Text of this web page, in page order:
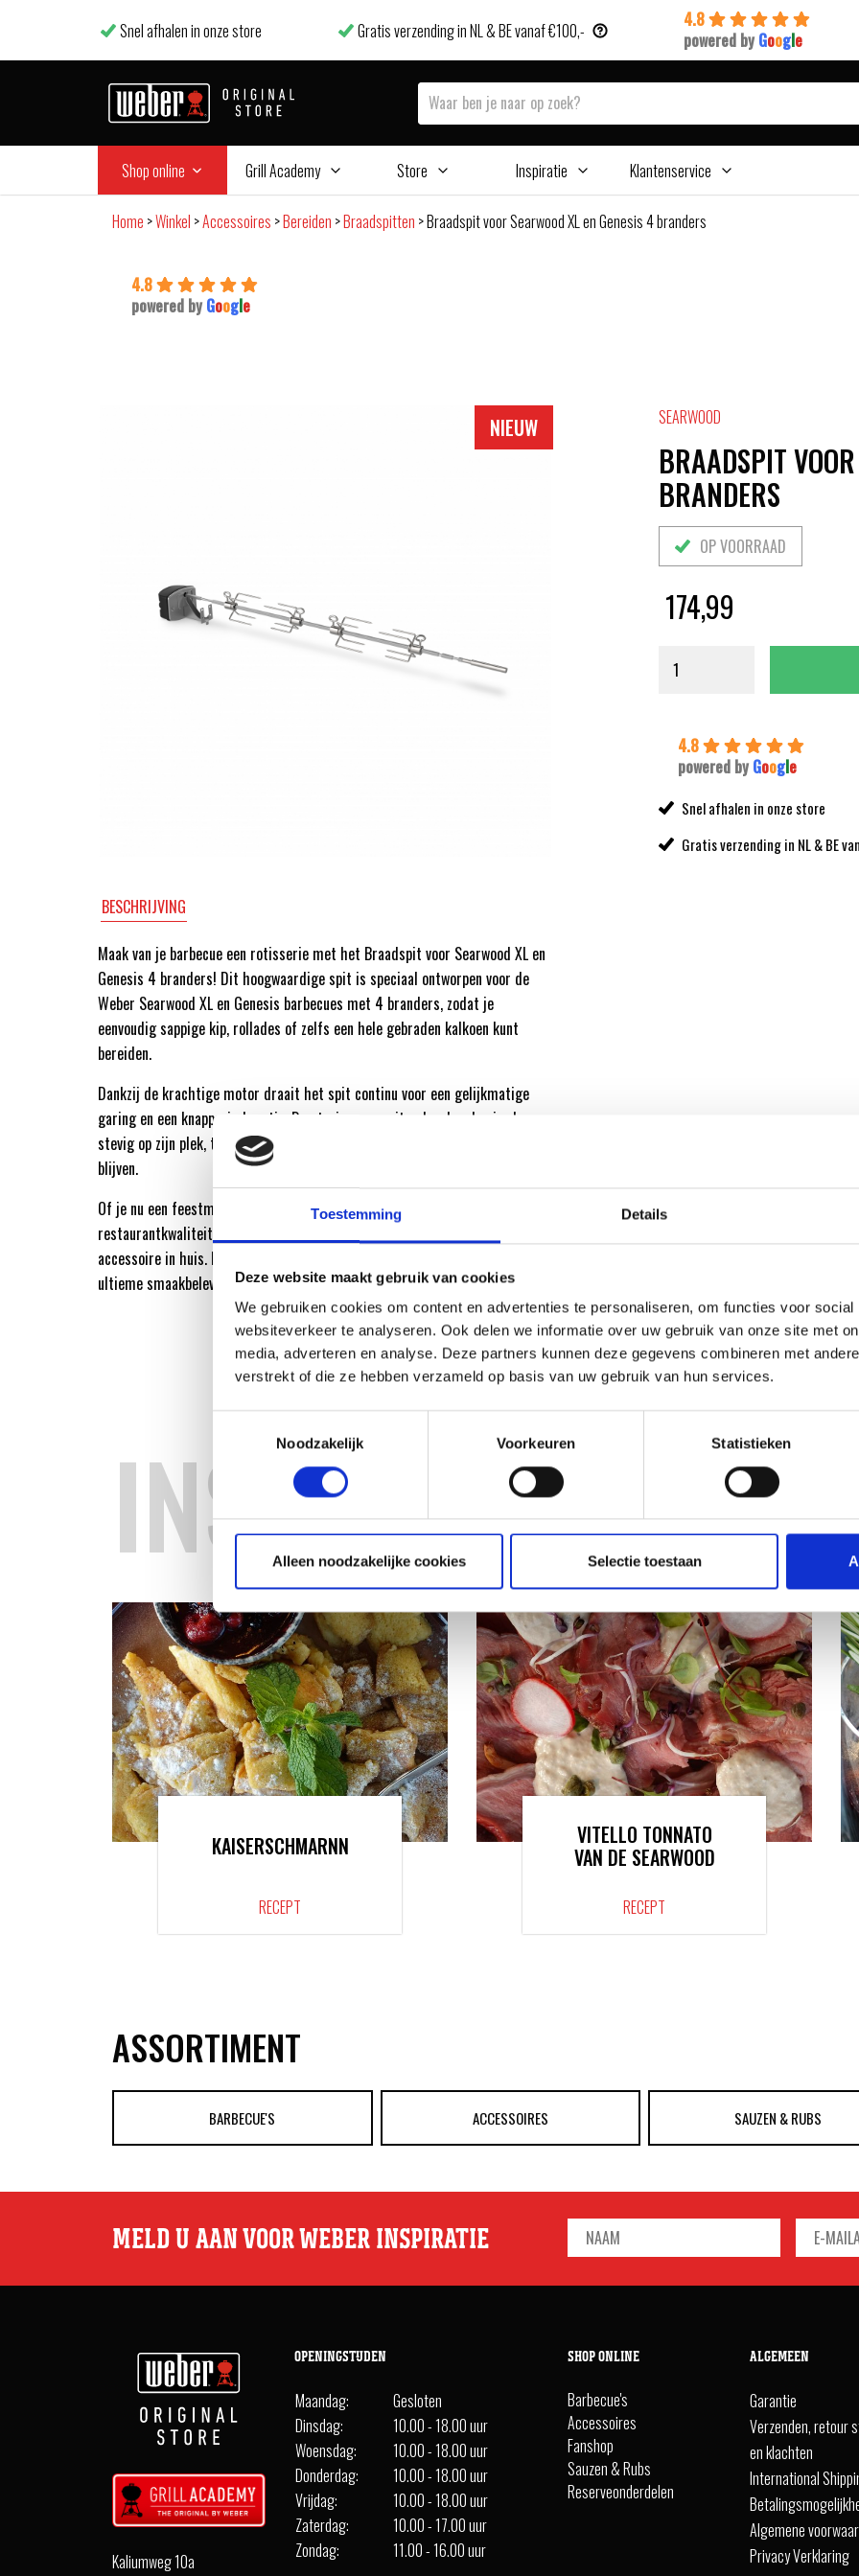
Toestemming Details
Deze website maakt gebruik van cookies
We gebruiken cookies om content en advertenties te personaliseren, om functies voor
websiteverkeer te analyseren. Ook delen we informatie over uw gebruik van onze site met
media, adverteren en analyse. Deze partners kunnen deze gegevens combineren met
verstrekt of die ze hebben verzameld op basis van uw gebruik van hun services.
Noodzakelijk
Voorkeuren Statistieken
Alleen noodzakelijke cookies Selectie toestaan
Snel afhalen in onze store Gratis verzending in NL & BE vanaf €100,-
4.8
powered by Google
Shop online Grill Academy Store Inspiratie Klantenservice
Home >Winkel >Accessoires >Bereiden >Braadspitten >Braadspit voor Searwood XL en Genesis 4 branders
4.8
powered by Google
NIEUW
BESCHRIJVING
Maak van je barbecue een rotisserie met het Braadspit voor Searwood XL en
Genesis 4 branders! Dit hoogwaardige spit is speciaal ontworpen voor de
Weber Searwood XL en Genesis barbecues met 4 branders, zodat je
eenvoudig sappige kip, rollades of zelfs een hele gebraden kalkoen kunt
bereiden.
Dankzij de krachtige motor draait het spit continu voor een gelijkmatige
garing en een knapperig korstje. De stevige rvs-spitvorken houden je vlees
stevig op zijn plek, terwijl de rotatie ervoor zorgt dat sappen behouden
blijven.
Of je nu een feestmaal bereidt of gewoon wilt genieten van
restaurantkwaliteit vlees, met dit Weber braadspit haal je een onmisbare
accessoire in huis. Bestel hem nu bij de Weber Original Store en ervaar de
ultieme smaakbeleving van langzaam gegaard en perfect gegrild vlees!
SEARWOOD
BRAADSPIT
BRANDERS
OP VOORRAAD
174,99
4.8
powered by Google
Snel afhalen in onze store
Gratis verzending in NL & BE
INSPIRATIE
RECEPTEN EN TIPS
VAN ONZE GRILL MASTERS
KAISERSCHMARNN
RECEPT
VITELLO TONNATO
VAN DE SEARWOOD
RECEPT
ASSORTIMENT
BARBECUE'S ACCESSOIRES SAUZEN & RUBS
MELD U AAN VOOR WEBER INSPIRATIE
Kaliumweg 10a
OPENINGSTIJDEN
Maandag:
Gesloten
Dinsdag:
10.00 - 18.00 uur
Woensdag:
10.00 - 18.00 uur
Donderdag:
10.00 - 18.00 uur
Vrijdag:
10.00 - 18.00 uur
Zaterdag:
10.00 - 17.00 uur
Zondag:
11.00 - 16.00 uur
SHOP ONLINE
Barbecue's
Accessoires
Fanshop
Sauzen & Rubs
Reserveonderdelen
ALGEMEEN
Garantie
Verzenden, retour
en klachten
International
Algemene
Privacy Verklaring